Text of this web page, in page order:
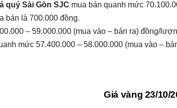
quý Sài Gòn SJC mua bán quanh mức
bán là 700.000 đồng.
– 59.000.000 (mua vào – bán ra) đồng/
mức 57.400.000 – 58.000.000 (mua vào –
Giá vàng 23/10/